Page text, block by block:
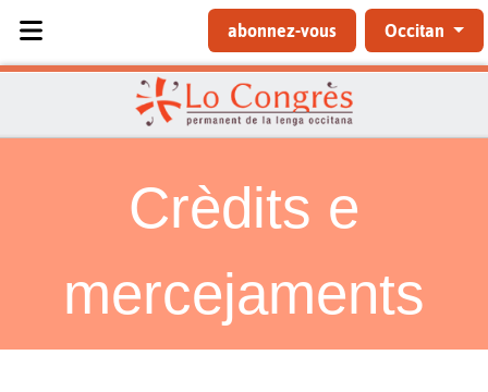
abonnez-vous Occitan
Crèdits e
mercejaments